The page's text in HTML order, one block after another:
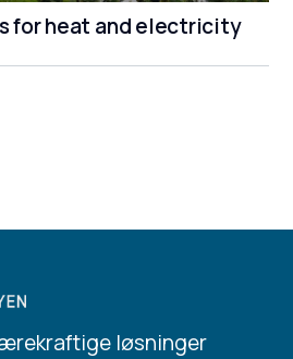
for heat and electricity
løsninger